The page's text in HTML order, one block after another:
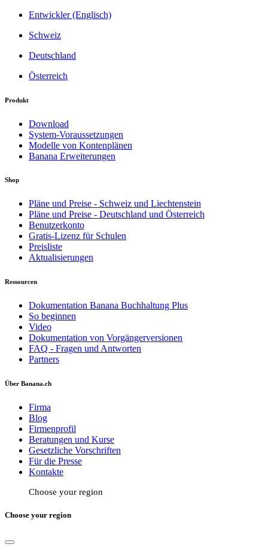
Entwickler (Englisch)
Schweiz
Deutschland
Österreich
Produkt
Download
System-Voraussetzungen
Modelle von Kontenplänen
Banana Erweiterungen
Shop
Pläne und Preise - Schweiz und Liechtenstein
Pläne und Preise - Deutschland und Österreich
Benutzerkonto
Gratis-Lizenz für Schulen
Preisliste
Aktualisierungen
Ressourcen
Dokumentation Banana Buchhaltung Plus
So beginnen
Video
Dokumentation von Vorgängerversionen
FAQ - Fragen und Antworten
Partners
Über Banana.ch
Firma
Blog
Firmenprofil
Beratungen und Kurse
Gesetzliche Vorschriften
Für die Presse
Kontakte
Choose your region
Choose your region